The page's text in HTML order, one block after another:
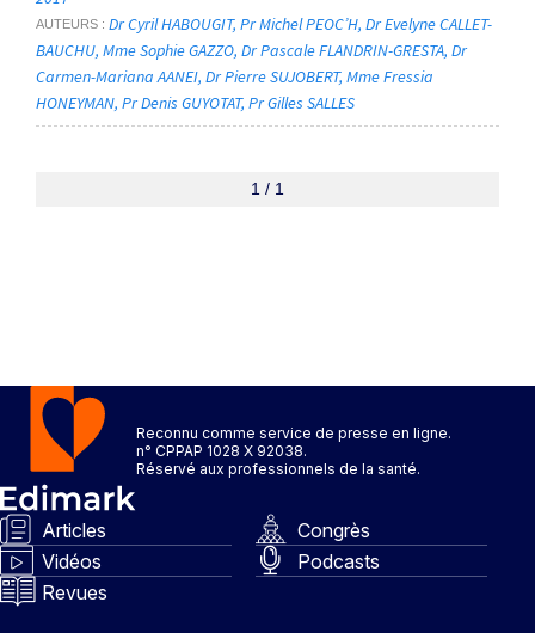
AUTEURS Dr Cyril HABOUGIT Pr Michel PEOC’H Dr Evelyne CALLET-
BAUCHU Mme Sophie GAZZO Dr Pascale FLANDRIN-GRESTA Dr
Carmen-Mariana AANEI Dr Pierre SUJOBERT Mme Fressia
HONEYMAN Pr Denis GUYOTAT Pr Gilles SALLES
1 / 1
Reconnu comme service de presse en ligne.
n° CPPAP 1028 X 92038.
Réservé aux professionnels de la santé.
Articles
Congrès
Vidéos
Podcasts
Revues